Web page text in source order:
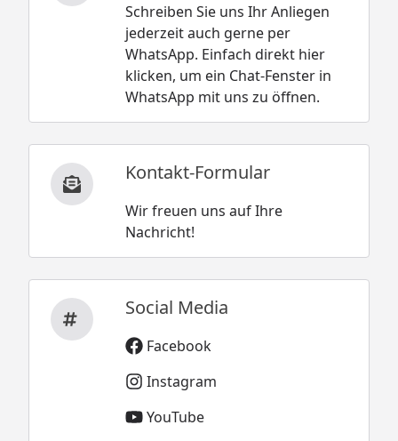
Schreiben Sie uns Ihr Anliegen
jederzeit auch gerne per
WhatsApp. Einfach direkt hier
klicken, um ein Chat-Fenster in
WhatsApp mit uns zu öffnen.
Kontakt-Formular
Wir freuen uns auf Ihre
Nachricht!
Social Media
Facebook
Instagram
YouTube